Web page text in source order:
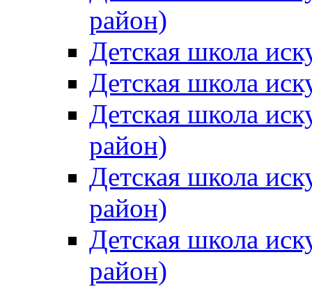
район)
Детская школа
Детская школа
Детская школа
район)
Детская школа
район)
Детская школа
район)